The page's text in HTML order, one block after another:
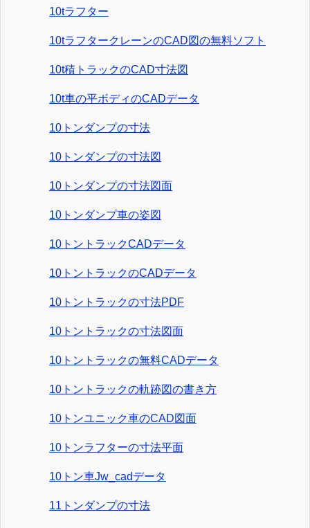
10tラフター
10tラフタークレーンのCAD図の無料ソフト
10t積トラックのCAD寸法図
10t車の平ボディのCADデータ
10トンダンプの寸法
10トンダンプの寸法図
10トンダンプの寸法図面
10トンダンプ車の姿図
10トントラックCADデータ
10トントラックのCADデータ
10トントラックの寸法PDF
10トントラックの寸法図面
10トントラックの無料CADデータ
10トントラックの軌跡図の書き方
10トンユニック車のCAD図面
10トンラフターの寸法平面
10トン車Jw_cadデータ
11トンダンプの寸法